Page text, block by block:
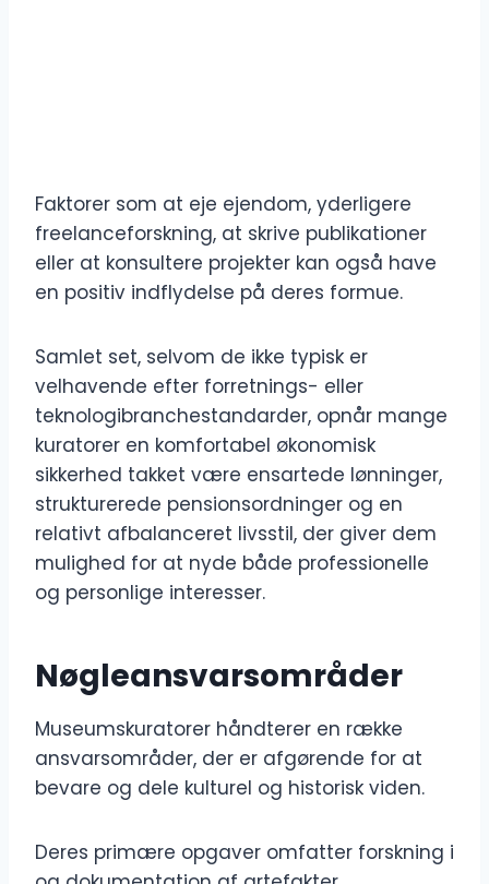
Faktorer som at eje ejendom, yderligere
freelanceforskning, at skrive publikationer
eller at konsultere projekter kan også have
en positiv indflydelse på deres formue.
Samlet set, selvom de ikke typisk er
velhavende efter forretnings- eller
teknologibranchestandarder, opnår mange
kuratorer en komfortabel økonomisk
sikkerhed takket være ensartede lønninger,
strukturerede pensionsordninger og en
relativt afbalanceret livsstil, der giver dem
mulighed for at nyde både professionelle
og personlige interesser.
Nøgleansvarsområder
Museumskuratorer håndterer en række
ansvarsområder, der er afgørende for at
bevare og dele kulturel og historisk viden.
Deres primære opgaver omfatter forskning i